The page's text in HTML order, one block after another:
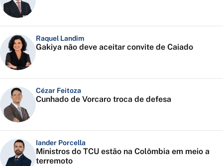
Raquel Landim
Gakiya não deve aceitar convite de Caiado
Cézar Feitoza
Cunhado de Vorcaro troca de defesa
Iander Porcella
Ministros do TCU estão na Colômbia em meio a
terremoto